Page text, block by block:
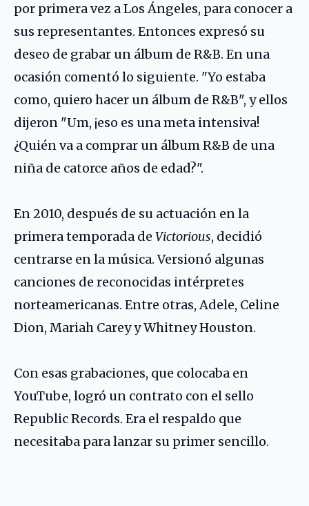
por primera vez a Los Ángeles, para conocer a
sus representantes. Entonces expresó su
deseo de grabar un álbum de R&B. En una
ocasión comentó lo siguiente. "Yo estaba
como, quiero hacer un álbum de R&B", y ellos
dijeron "Um, ¡eso es una meta intensiva!
¿Quién va a comprar un álbum R&B de una
niña de catorce años de edad?".
En 2010, después de su actuación en la
primera temporada de Victorious, decidió
centrarse en la música. Versionó algunas
canciones de reconocidas intérpretes
norteamericanas. Entre otras,Adele, Celine
Dion, Mariah CareyyWhitney Houston.
Con esas grabaciones, que colocaba en
YouTube, logró un contrato con el sello
Republic Records. Era el respaldo que
necesitaba para lanzar su primer sencillo.